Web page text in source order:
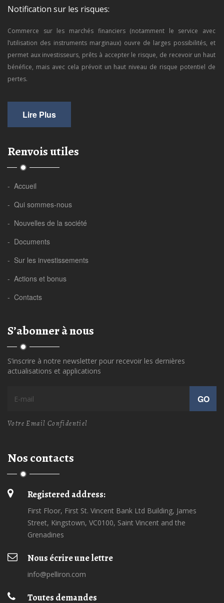
Notification sur les risques:
Commerce sur les marchés financiers (notamment le service avec
l’utilisation des instruments marginaux) ouvre de larges possibilités, et
permet aux investisseurs, prêts à accepter le risque, de recevoir un haut
bénéfice, mais avec cela prévoit un haut niveau de risque potentiel de
pertes.
Lire Plus
Renvois utiles
- Accueil
- Qui sommes-nous
- Nouvelles de la société
- Documents
- Sur les investissements
- Actions et bonus
- Contacts
S’abonner à nous
S’inscrire à notre newsletter pour recevoir les dernières
actualisations et applications
GO
Votre Email Confidentiel
Nos contacts
Registered address:
First Floor, First St. Vincent Bank Ltd Building, James
Street, Kingstown, VC0100, Saint Vincent and the
Grenadines
Nous écrire une lettre
info@pelliron.com
Toutes demandes